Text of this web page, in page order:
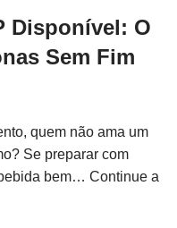
Disponível: O
Sem Fim
quem não ama um
Se preparar com
bem… Continue a